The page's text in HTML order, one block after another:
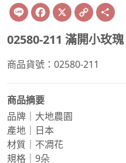
Line Facebook
X Copy
Link
02580-211 滿開小玫
商品貨號：02580-211
商品摘要
品牌｜大地農園
產地｜日本
材質｜不凋花
規格｜9朵